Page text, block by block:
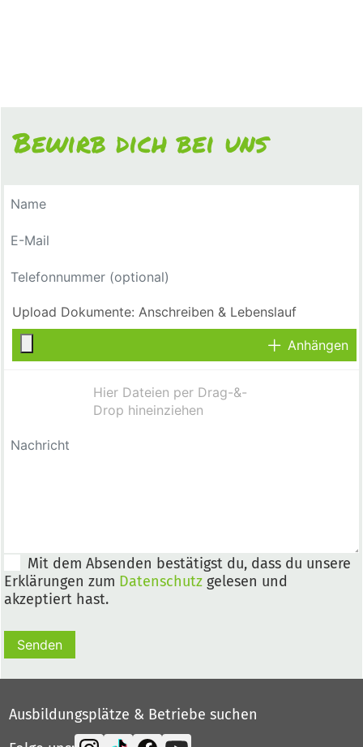
Bewirb dich bei uns
Anhängen
Mit dem Absenden bestätigst du, dass du unsere
Erklärungen zum Datenschutz gelesen und
akzeptiert hast.
Senden
Ausbildungsplätze & Betriebe suchen